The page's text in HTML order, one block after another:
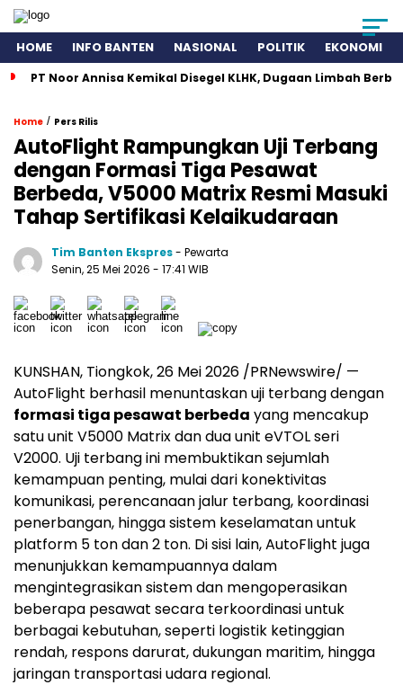
HOME INFO BANTEN NASIONAL POLITIK EKONOMI
PT Noor Annisa Kemikal Disegel KLHK, Dugaan Limbah
Home / Pers Rilis
AutoFlight Rampungkan Uji Terbang
dengan Formasi Tiga Pesawat
Berbeda, V5000 Matrix Resmi Masuki
Tahap Sertifikasi Kelaikudaraan
Tim Banten Ekspres- Pewarta
Senin, 25 Mei 2026 - 17:41 WIB
KUNSHAN, Tiongkok, 26 Mei 2026 /PRNewswire/ —
AutoFlight berhasil menuntaskan uji terbang dengan
formasi tiga pesawat berbeda yang mencakup
satu unit V5000 Matrix dan dua unit eVTOL seri
V2000. Uji terbang ini membuktikan sejumlah
kemampuan penting, mulai dari konektivitas
komunikasi, perencanaan jalur terbang, koordinasi
penerbangan, hingga sistem keselamatan untuk
platform 5 ton dan 2 ton. Di sisi lain, AutoFlight juga
menunjukkan kemampuannya dalam
mengintegrasikan sistem dan mengoperasikan
beberapa pesawat secara terkoordinasi untuk
berbagai kebutuhan, seperti logistik ketinggian
rendah, respons darurat, dukungan maritim, hingga
jaringan transportasi udara regional.